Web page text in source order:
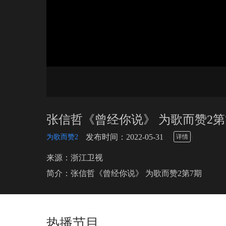
张信哲《曾经你说》 为歌而赞2
为歌而赞2 发布时间：2022-05-31 详情
来源：浙江卫视
简介：张信哲《曾经你说》 为歌而赞2第7期